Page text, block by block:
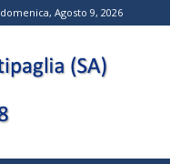
domenica, Agosto 9, 2026